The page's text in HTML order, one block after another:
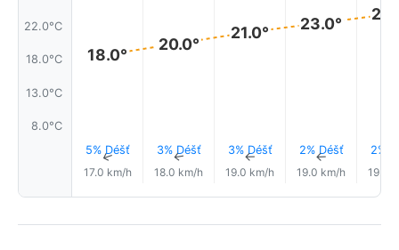
22.0°C
18.0°C
13.0°C
8.0°C
18.0°
5% Déšť
↑
17.0 km/h
20.0°
3% Déšť
↑
18.0 km/h
21.0°
3% Déšť
↑
19.0 km/h
23.0°
2% Déšť
↑
19.0 km/h
2%
19.0